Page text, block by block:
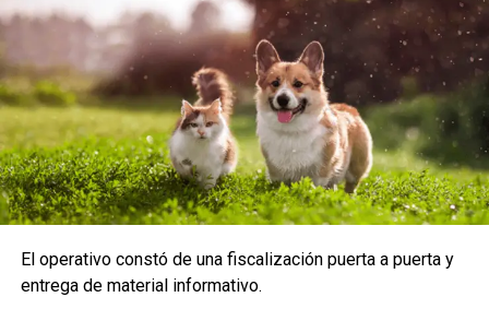
El operativo constó de una fiscalización puerta a puerta y
entrega de material informativo.